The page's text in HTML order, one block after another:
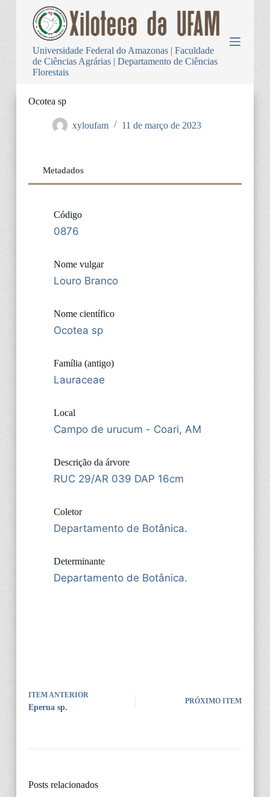
Universidade Federal do Amazonas | Faculdade
de Ciências Agrárias | Departamento de Ciências
Florestais
Ocotea sp
xyloufam 11 de março de 2023
Metadados
Código
0876
Nome vulgar
Louro Branco
Nome científico
Ocotea sp
Família (antigo)
Lauraceae
Local
Campo de urucum - Coari, AM
Descrição da árvore
RUC 29/AR 039 DAP 16cm
Coletor
Departamento de Botânica.
Determinante
Departamento de Botânica.
ITEM ANTERIOR
Eperua sp.
PRÓXIMO ITEM
Posts relacionados